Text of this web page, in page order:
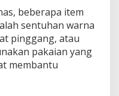
beberapa item
sentuhan warna
pinggang, atau
pakaian yang
membantu